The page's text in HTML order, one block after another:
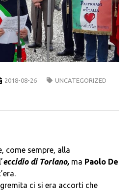
2018-08-26 UNCATEGORIZED
come sempre, alla
eccidio di Torlano, ma Paolo De
ci si era accorti che